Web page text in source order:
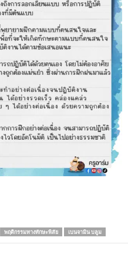
พฤติกรรมทางทักษะพิสัย เบนจามิน บลูม